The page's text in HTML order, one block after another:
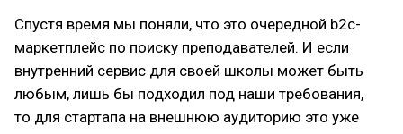
Спустя время мы поняли, что это очередной b2c-
маркетплейс по поиску преподавателей. И если
внутренний сервис для своей школы может быть
любым, лишь бы подходил под наши требования,
то для стартапа на внешнюю аудиторию это уже